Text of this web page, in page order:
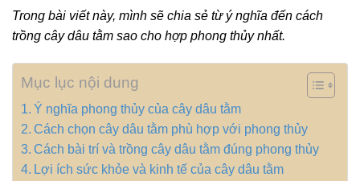
Trong bài viết này, mình sẽ chia sẻ từ ý nghĩa đến cách
trồng cây dâu tằm sao cho hợp phong thủy nhất.
Mục lục nội dung
Ý nghĩa phong thủy của cây dâu tằm
Cách chọn cây dâu tằm phù hợp với phong thủy
Cách bài trí và trồng cây dâu tằm đúng phong thủy
Lợi ích sức khỏe và kinh tế của cây dâu tằm